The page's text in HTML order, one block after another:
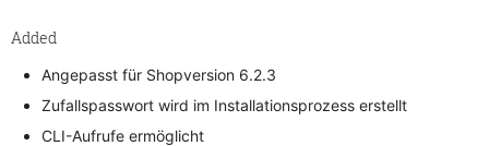
Added
Angepasst für Shopversion 6.2.3
Zufallspasswort wird im Installationsprozess erstellt
CLI-Aufrufe ermöglicht